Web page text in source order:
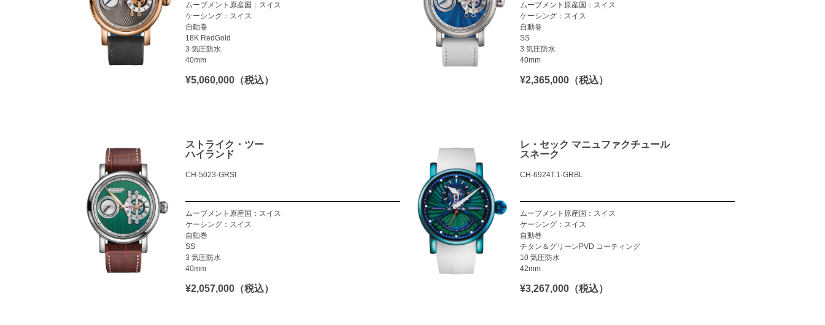
ムーブメント原産国：スイス
ケーシング：スイス
自動巻
18K RedGold
3 気圧防水
40mm
¥5,060,000（税込）
ムーブメント原産国：スイス
ケーシング：スイス
自動巻
SS
3 気圧防水
40mm
¥2,365,000（税込）
ストライク・ツー
ハイランド
CH-5023-GRSI
ムーブメント原産国：スイス
ケーシング：スイス
自動巻
SS
3 気圧防水
40mm
¥2,057,000（税込）
レ・セック マニュファクチュール
スネーク
CH-6924T.1-GRBL
ムーブメント原産国：スイス
ケーシング：スイス
自動巻
チタン＆グリーンPVD コーティング
10 気圧防水
42mm
¥3,267,000（税込）